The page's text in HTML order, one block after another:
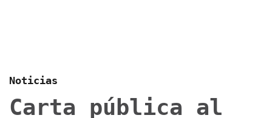
Noticias
Carta pública al